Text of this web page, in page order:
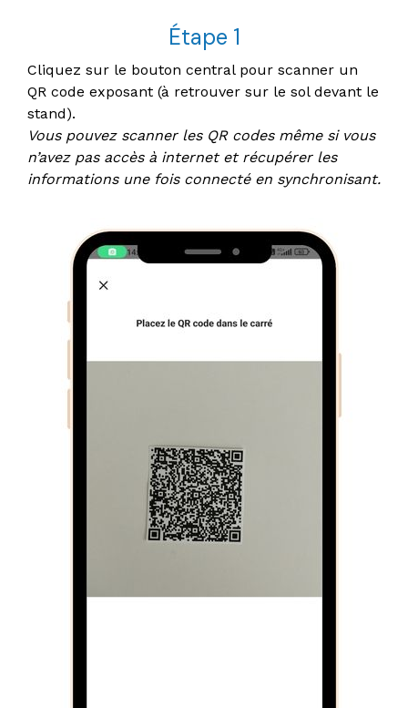
Étape 1
Cliquez sur le bouton central pour scanner un
QR code exposant (à retrouver sur le sol devant le
stand).
Vous pouvez scanner les QR codes même si vous
n’avez pas accès à internet et récupérer les
informations une fois connecté en synchronisant.